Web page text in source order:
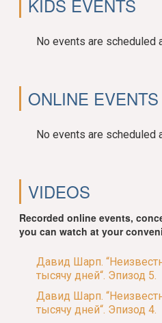
KIDS EVENTS
No events are scheduled
ONLINE EVENTS
No events are scheduled
VIDEOS
Recorded online events,
you can watch at your
Давид Шарп.
тысячу дней“. Эпизод 5.
Давид Шарп.
тысячу дней“. Эпизод 4.